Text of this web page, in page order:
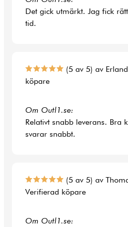
Det gick utmärkt. Jag fick
tid.
(5 av 5) av
köpare
Om Outl1.se:
Relativt snabb leverans. Bra
svarar snabbt.
(5 av 5) av
Verifierad köpare
Om Outl1.se: